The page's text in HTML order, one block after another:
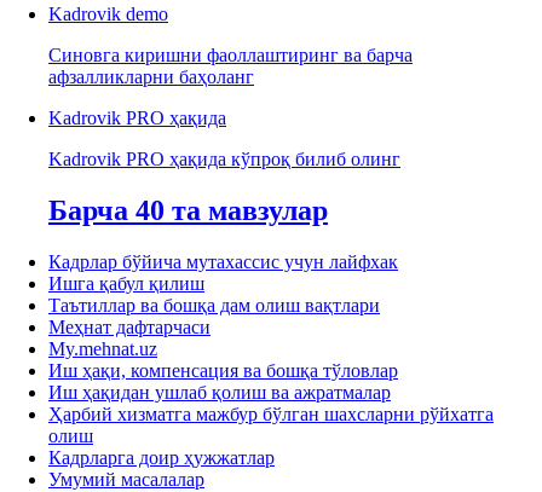
Kadrovik demo
Синовга киришни фаоллаштиринг ва барча
афзалликларни баҳоланг
Kadrovik PRO ҳақида
Kadrovik PRO ҳақида кўпроқ билиб олинг
Барча 40 та мавзулар
Кадрлар бўйича мутахассис учун лайфхак
Ишга қабул қилиш
Таътиллар ва бошқа дам олиш вақтлари
Меҳнат дафтарчаси
My.mehnat.uz
Иш ҳақи, компенсация ва бошқа тўловлар
Иш ҳақидан ушлаб қолиш ва ажратмалар
Ҳарбий хизматга мажбур бўлган шахсларни рўйхатга
олиш
Кадрларга доир ҳужжатлар
Умумий масалалар